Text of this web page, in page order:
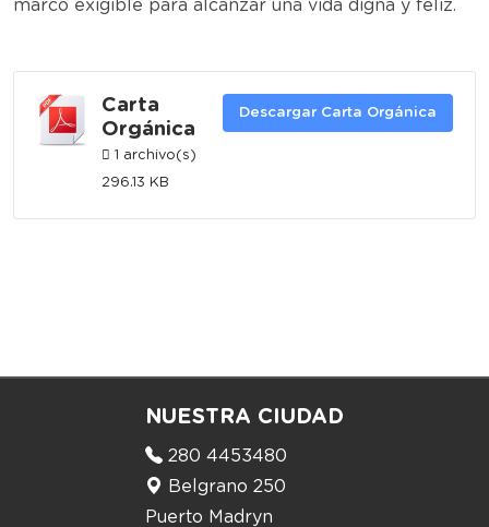
marco exigible para alcanzar una vida digna y feliz.
Carta
Orgánica
1 archivo(s)
296.13 KB
Descargar Carta Orgánica
NUESTRA CIUDAD
280 4453480
Belgrano 250
Puerto Madryn